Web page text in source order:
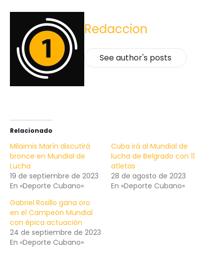
Redaccion
See author's posts
Relacionado
Milaimis Marín discutirá
bronce en Mundial de
Lucha
19 de septiembre de 2023
En «Deporte Cubano»
Cuba irá al Mundial de
lucha de Belgrado con 11
atletas
28 de agosto de 2023
En «Deporte Cubano»
Gabriel Rosillo gana oro
en el Campeón Mundial
con épica actuación
24 de septiembre de 2023
En «Deporte Cubano»